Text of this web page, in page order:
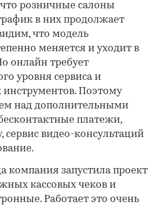
розничные салоны
в них продолжает
что модель
меняется и уходит в
онлайн требует
уровня сервиса и
инструментов. Поэтому
над дополнительными
платежи,
сервис видео-консультаций
компания запустила проект
кассовых чеков и
Работает это очень